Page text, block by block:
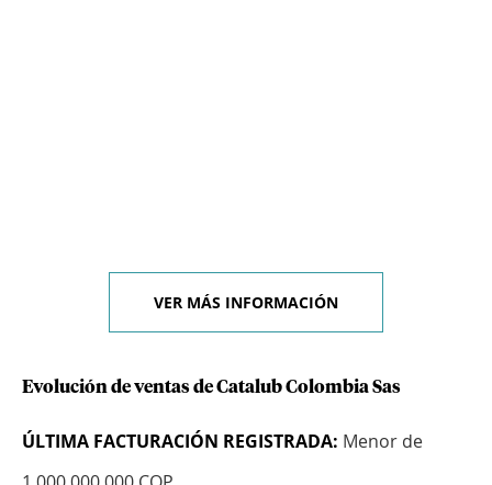
VER MÁS INFORMACIÓN
Evolución de ventas de Catalub Colombia Sas
ÚLTIMA FACTURACIÓN REGISTRADA: Menor de